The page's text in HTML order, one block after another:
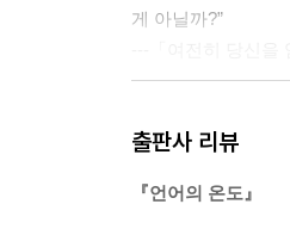
감정은 움직이는 거
여행의 목적
선을 긋는 일
여러 유형의 기억들
게 아닐까?”
는다. 때론 단출한
출판사 리뷰
『언어의 온도』